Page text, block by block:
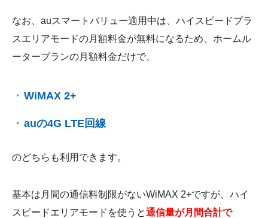
なお、auスマートバリュー適用中は、ハイスピードプラ
スエリアモードの月額料金が無料になるため、ホームル
ータープランの月額料金だけで、
WiMAX 2+
auの4G LTE回線
のどちらも利用できます。
基本は月間の通信料制限がないWiMAX 2+ですが、ハイ
スピードエリアモードを使うと通信量が月間合計で